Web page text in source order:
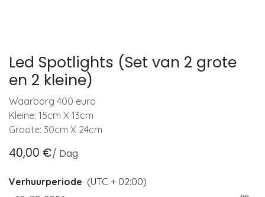
Led Spotlights (Set van 2 grote
en 2 kleine)
Waarborg 400 euro
Kleine: 15cm X 13cm
Groote: 30cm X 24cm
40,00 €/ Dag
Verhuurperiode (UTC + 02:00)